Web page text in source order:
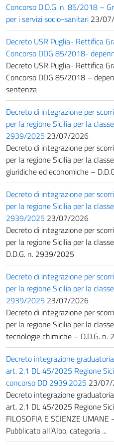
Concorso D.D.G. n. 85/2018 –
per i servizi socio-sanitari 23/
Decreto USR Puglia- Rettifica
Concorso DDG 85/2018-
Decreto USR Puglia- Rettifica
Concorso DDG 85/2018 –
sentenza
Decreto di integrazione per
per la regione Sicilia per la
2939/2025 23/07/2026
Decreto di integrazione per
per la regione Sicilia per la
giuridiche ed economiche –
Decreto di integrazione per
per la regione Sicilia per la
2939/2025 23/07/2026
Decreto di integrazione per
per la regione Sicilia per la
D.D.G. n. 2939/2025
Decreto di integrazione per
per la regione Sicilia per la
2939/2025 23/07/2026
Decreto di integrazione per
per la regione Sicilia per la
tecnologie chimiche – D.D.G. n.
Decreto integrazione
art. 2.1 DL 45/2025 Regione
concorso DD 2939.2025 23/
Decreto integrazione
art. 2.1 DL 45/2025 Regione
FILOSOFIA E SCIENZE
Pubblicato all’Albo, categoria ...